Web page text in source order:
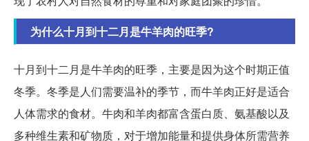
为什么十月到十二月是牛羊肉的旺季?
十月到十二月是牛羊肉的旺季，主要是因为这个时期正值
冬季。冬季是人们需要温补的季节，而牛羊肉正好是适合
人体需求的食材。牛肉和羊肉都富含蛋白质、氨基酸以及
多种维生素和矿物质，对于增加能量和提供身体所需营养